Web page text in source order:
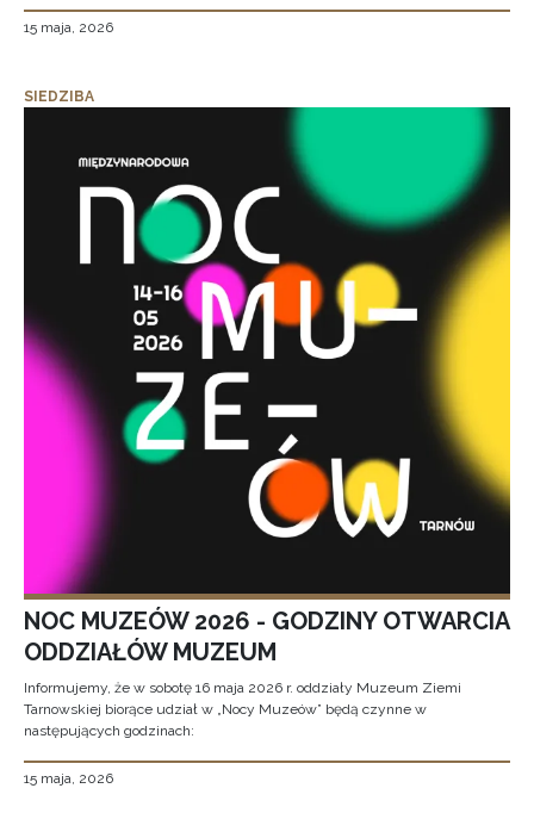
15 maja, 2026
SIEDZIBA
NOC MUZEÓW 2026 - GODZINY OTWARCIA
ODDZIAŁÓW MUZEUM
Informujemy, że w sobotę 16 maja 2026 r. oddziały Muzeum Ziemi
Tarnowskiej biorące udział w „Nocy Muzeów” będą czynne w
następujących godzinach:
15 maja, 2026